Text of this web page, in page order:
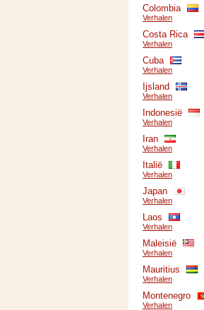
Colombia
Verhalen
Costa Rica
Verhalen
Cuba
Verhalen
Ijsland
Verhalen
Indonesië
Verhalen
Iran
Verhalen
Italië
Verhalen
Japan
Verhalen
Laos
Verhalen
Maleisië
Verhalen
Mauritius
Verhalen
Montenegro
Verhalen